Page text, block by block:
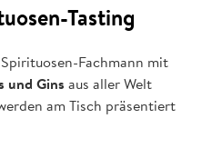
Tasting
Fachmann mit
und Gins aus aller Welt
am Tisch präsentiert